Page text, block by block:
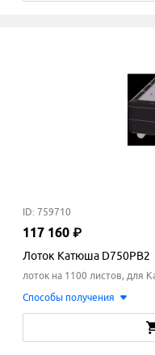
ID: 759710
117 160 ₽
Лоток Катюша D750PB2
лоток на 1100 листов, для
Способы получения